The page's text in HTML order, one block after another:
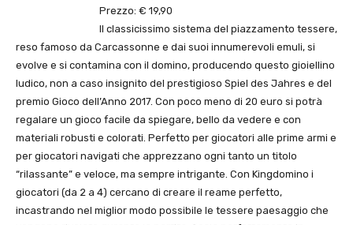
Prezzo: € 19,90
Il classicissimo sistema del piazzamento tessere,
reso famoso da Carcassonne e dai suoi innumerevoli emuli, si
evolve e si contamina con il domino, producendo questo gioiellino
ludico, non a caso insignito del prestigioso Spiel des Jahres e del
premio Gioco dell’Anno 2017. Con poco meno di 20 euro si potrà
regalare un gioco facile da spiegare, bello da vedere e con
materiali robusti e colorati. Perfetto per giocatori alle prime armi e
per giocatori navigati che apprezzano ogni tanto un titolo
“rilassante” e veloce, ma sempre intrigante. Con Kingdomino i
giocatori (da 2 a 4) cercano di creare il reame perfetto,
incastrando nel miglior modo possibile le tessere paesaggio che